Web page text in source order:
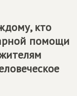
кто
помощи